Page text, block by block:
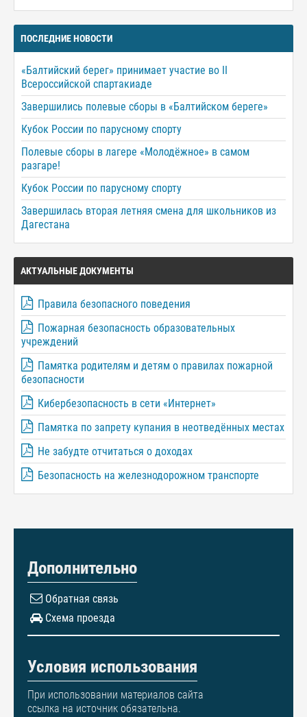
ПОСЛЕДНИЕ НОВОСТИ
«Балтийский берег» принимает участие во II
Всероссийской спартакиаде
Завершились полевые сборы в «Балтийском береге»
Кубок России по парусному спорту
Полевые сборы в лагере «Молодёжное» в самом
разгаре!
Кубок России по парусному спорту
Завершилась вторая летняя смена для школьников из
Дагестана
АКТУАЛЬНЫЕ ДОКУМЕНТЫ
Правила безопасного поведения
Пожарная безопасность образовательных
учреждений
Памятка родителям и детям о правилах пожарной
безопасности
Кибербезопасность в сети «Интернет»
Памятка по запрету купания в неотведённых местах
Не забудте отчитаться о доходах
Безопасность на железнодорожном транспорте
Дополнительно
Обратная связь
Схема проезда
Условия использования
При использовании материалов сайта
ссылка на источник обязательна.